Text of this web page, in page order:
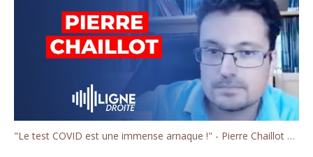
"Le test COVID est une immense arnaque !" - Pierre Chaillot de la chaîne Décoder l'éco